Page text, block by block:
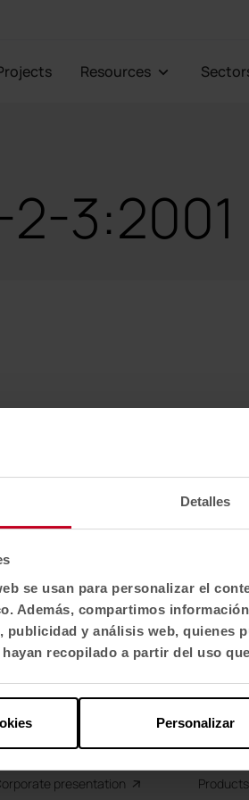
Detalles
se usan para personalizar el
Además, compartimos
publicidad y análisis web, quienes
recopilado a partir del uso
Personalizar
Projects Resources
2-3:2001
us
Park
Friendly Spaces
presentation
More